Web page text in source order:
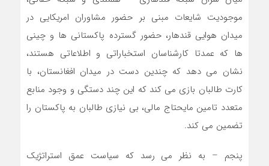
موجودیت شایعات مبنی بر حضور مشاوران امریکایی در
میدان هوایی قندهار، حضور گسترده پاکستانی ها و چینی
ها که عمدتا کارشناسان استخباراتی و اطلاعاتی هستند،
نشان می دهد که چندین دست در میدان افغانستان، با
کارت طالبان بازی می کند که این چند دستگی و وجود منابع
متعدد تامین مایحتاج مالی، بی نیازی طالبان به پاکستان را
تضمین می کند.
پنجم – به نظر می رسد که سیاست عمق استراتژیک